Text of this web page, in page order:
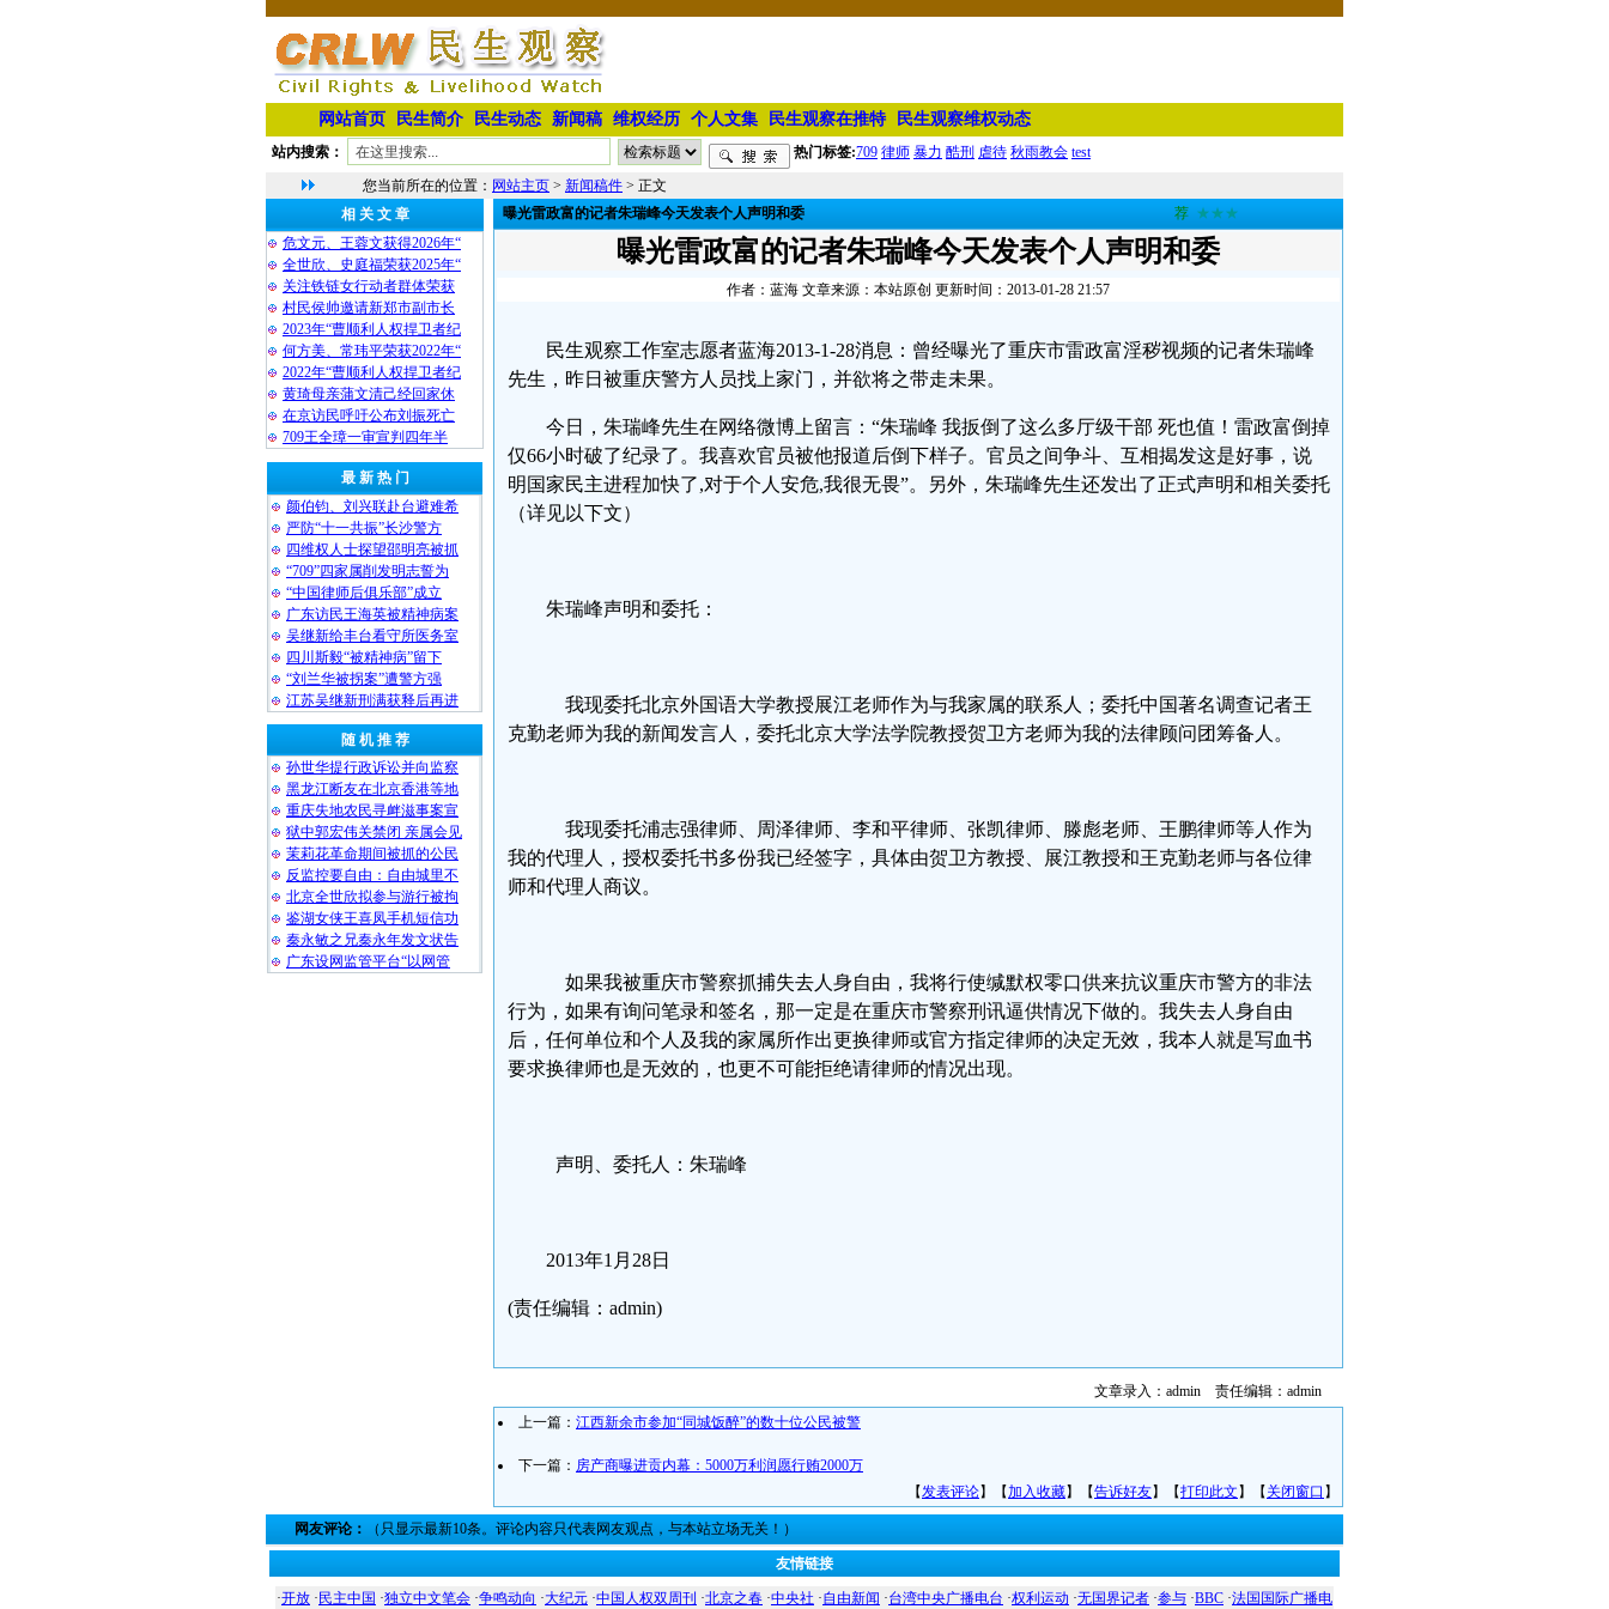
网站首页 民生简介 民生动态 新闻稿 维权经历 个人文集 民生观察在推特 民生观察维权动态
站内搜索： 热门标签:709 律师 暴力 酷刑 虐待 秋雨教会 test
您当前所在的位置： 网站主页 > 新闻稿件 > 正文
相 关 文 章
危文元、王蓉文获得2026年“
全世欣、史庭福荣获2025年“
关注铁链女行动者群体荣获
村民侯帅邀请新郑市副市长
2023年“曹顺利人权捍卫者纪
何方美、常玮平荣获2022年“
2022年“曹顺利人权捍卫者纪
黄琦母亲蒲文清己经回家休
在京访民呼吁公布刘振死亡
709王全璋一审宣判四年半
最 新 热 门
颜伯钧、刘兴联赴台避难希
严防“十一共振”长沙警方
四维权人士探望邵明亮被抓
“709”四家属削发明志誓为
“中国律师后俱乐部”成立
广东访民王海英被精神病案
吴继新给丰台看守所医务室
四川斯毅“被精神病”留下
“刘兰华被拐案”遭警方强
江苏吴继新刑满获释后再进
随 机 推 荐
孙世华提行政诉讼并向监察
黑龙江断友在北京香港等地
重庆失地农民寻衅滋事案宣
狱中郭宏伟关禁闭 亲属会见
茉莉花革命期间被抓的公民
反监控要自由：自由城里不
北京全世欣拟参与游行被拘
鉴湖女侠王喜凤手机短信功
秦永敏之兄秦永年发文状告
广东设网监管平台“以网管
曝光雷政富的记者朱瑞峰今天发表个人声明和委 荐 ★★★
曝光雷政富的记者朱瑞峰今天发表个人声明和委
作者：蓝海 文章来源：本站原创 更新时间：2013-01-28 21:57
民生观察工作室志愿者蓝海2013-1-28消息：曾经曝光了重庆市雷政富淫秽视频的记者朱瑞峰
先生，昨日被重庆警方人员找上家门，并欲将之带走未果。
今日，朱瑞峰先生在网络微博上留言：“朱瑞峰 我扳倒了这么多厅级干部 死也值！雷政富倒掉
仅66小时破了纪录了。我喜欢官员被他报道后倒下样子。官员之间争斗、互相揭发这是好事，说
明国家民主进程加快了,对于个人安危,我很无畏”。另外，朱瑞峰先生还发出了正式声明和相关委托
（详见以下文）
朱瑞峰声明和委托：
我现委托北京外国语大学教授展江老师作为与我家属的联系人；委托中国著名调查记者王
克勤老师为我的新闻发言人，委托北京大学法学院教授贺卫方老师为我的法律顾问团筹备人。
我现委托浦志强律师、周泽律师、李和平律师、张凯律师、滕彪老师、王鹏律师等人作为
我的代理人，授权委托书多份我已经签字，具体由贺卫方教授、展江教授和王克勤老师与各位律
师和代理人商议。
如果我被重庆市警察抓捕失去人身自由，我将行使缄默权零口供来抗议重庆市警方的非法
行为，如果有询问笔录和签名，那一定是在重庆市警察刑讯逼供情况下做的。我失去人身自由
后，任何单位和个人及我的家属所作出更换律师或官方指定律师的决定无效，我本人就是写血书
要求换律师也是无效的，也更不可能拒绝请律师的情况出现。
声明、委托人：朱瑞峰
2013年1月28日
(责任编辑：admin)
文章录入：admin 责任编辑：admin
上一篇： 江西新余市参加“同城饭醉”的数十位公民被警
下一篇： 房产商曝进贡内幕：5000万利润愿行贿2000万
【发表评论】【加入收藏】【告诉好友】【打印此文 】【 关闭窗口 】
网友评论： （只显示最新10条。评论内容只代表网友观点，与本站立场无关！）
友情链接
·开放 · 民主中国 ·独立中文笔会 ·争鸣动向 ·大纪元 ·中国人权双周刊 ·北京之春 ·中央社 ·自由新闻 ·台湾中央广播电台 ·权利运动 ·无国界记者 ·参与 ·BBC ·法国国际广播电